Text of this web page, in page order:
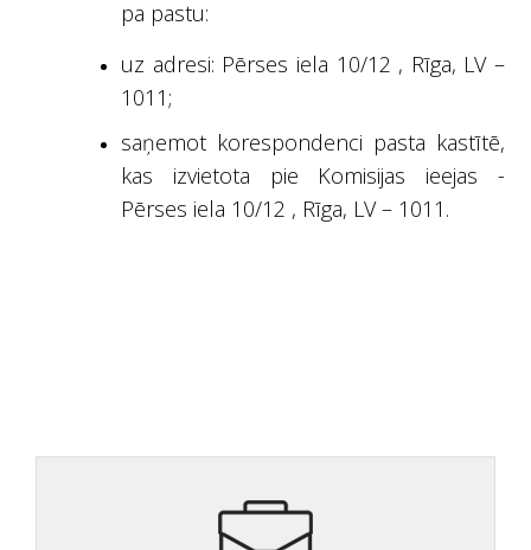
pa pastu:
uz adresi: Pērses iela 10/12 , Rīga, LV –
1011;
saņemot korespondenci pasta kastītē,
kas izvietota pie Komisijas ieejas -
Pērses iela 10/12 , Rīga, LV – 1011.